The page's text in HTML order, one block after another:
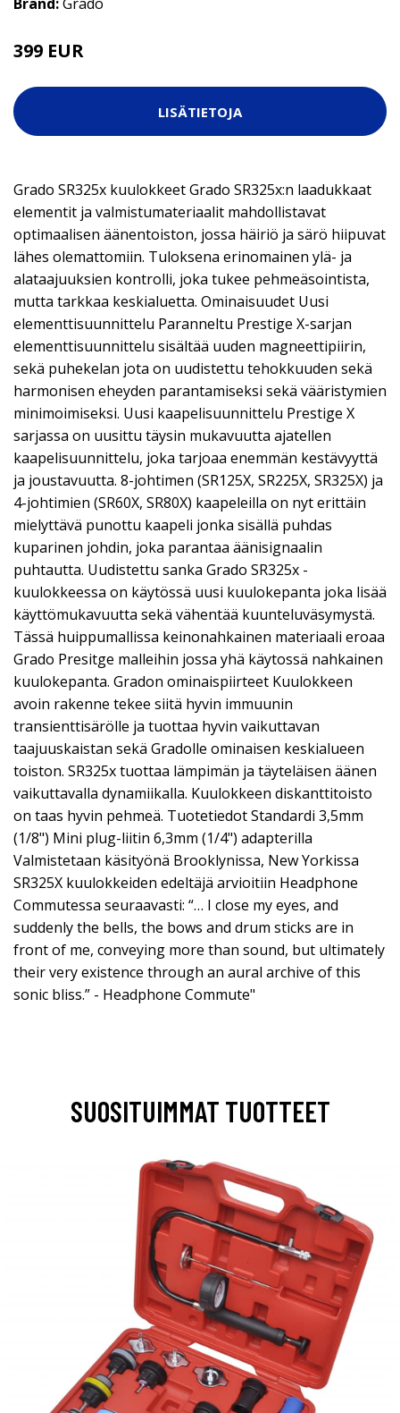
399 EUR
LISÄTIETOJA
Grado SR325x kuulokkeet Grado SR325x:n laadukkaat
elementit ja valmistumateriaalit mahdollistavat
optimaalisen äänentoiston, jossa häiriö ja särö hiipuvat
lähes olemattomiin. Tuloksena erinomainen ylä- ja
alataajuuksien kontrolli, joka tukee pehmeäsointista,
mutta tarkkaa keskialuetta. Ominaisuudet Uusi
elementtisuunnittelu Paranneltu Prestige X-sarjan
elementtisuunnittelu sisältää uuden magneettipiirin,
sekä puhekelan jota on uudistettu tehokkuuden sekä
harmonisen eheyden parantamiseksi sekä vääristymien
minimoimiseksi. Uusi kaapelisuunnittelu Prestige X
sarjassa on uusittu täysin mukavuutta ajatellen
kaapelisuunnittelu, joka tarjoaa enemmän kestävyyttä
ja joustavuutta. 8-johtimen (SR125X, SR225X, SR325X) ja
4-johtimien (SR60X, SR80X) kaapeleilla on nyt erittäin
mielyttävä punottu kaapeli jonka sisällä puhdas
kuparinen johdin, joka parantaa äänisignaalin
puhtautta. Uudistettu sanka Grado SR325x -
kuulokkeessa on käytössä uusi kuulokepanta joka lisää
käyttömukavuutta sekä vähentää kuunteluväsymystä.
Tässä huippumallissa keinonahkainen materiaali eroaa
Grado Presitge malleihin jossa yhä käytossä nahkainen
kuulokepanta. Gradon ominaispiirteet Kuulokkeen
avoin rakenne tekee siitä hyvin immuunin
transienttisärölle ja tuottaa hyvin vaikuttavan
taajuuskaistan sekä Gradolle ominaisen keskialueen
toiston. SR325x tuottaa lämpimän ja täyteläisen äänen
vaikuttavalla dynamiikalla. Kuulokkeen diskanttitoisto
on taas hyvin pehmeä. Tuotetiedot Standardi 3,5mm
(1/8") Mini plug-liitin 6,3mm (1/4") adapterilla
Valmistetaan käsityönä Brooklynissa, New Yorkissa
SR325X kuulokkeiden edeltäjä arvioitiin Headphone
Commutessa seuraavasti: “… I close my eyes, and
suddenly the bells, the bows and drum sticks are in
front of me, conveying more than sound, but ultimately
their very existence through an aural archive of this
sonic bliss.” - Headphone Commute"
SUOSITUIMMAT TUOTTEET